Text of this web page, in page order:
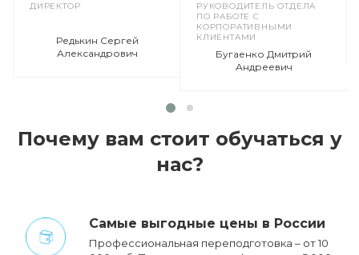
ДИРЕКТОР
Редькин Сергей
Александрович
РУКОВОДИТЕЛЬ ОТДЕЛА
ПО РАБОТЕ С
КОРПОРАТИВНЫМИ
КЛИЕНТАМИ
Бугаенко Дмитрий
Андреевич
Почему вам стоит обучаться у
нас?
Cамые выгодные цены в России
Профессиональная переподготовка – от 10